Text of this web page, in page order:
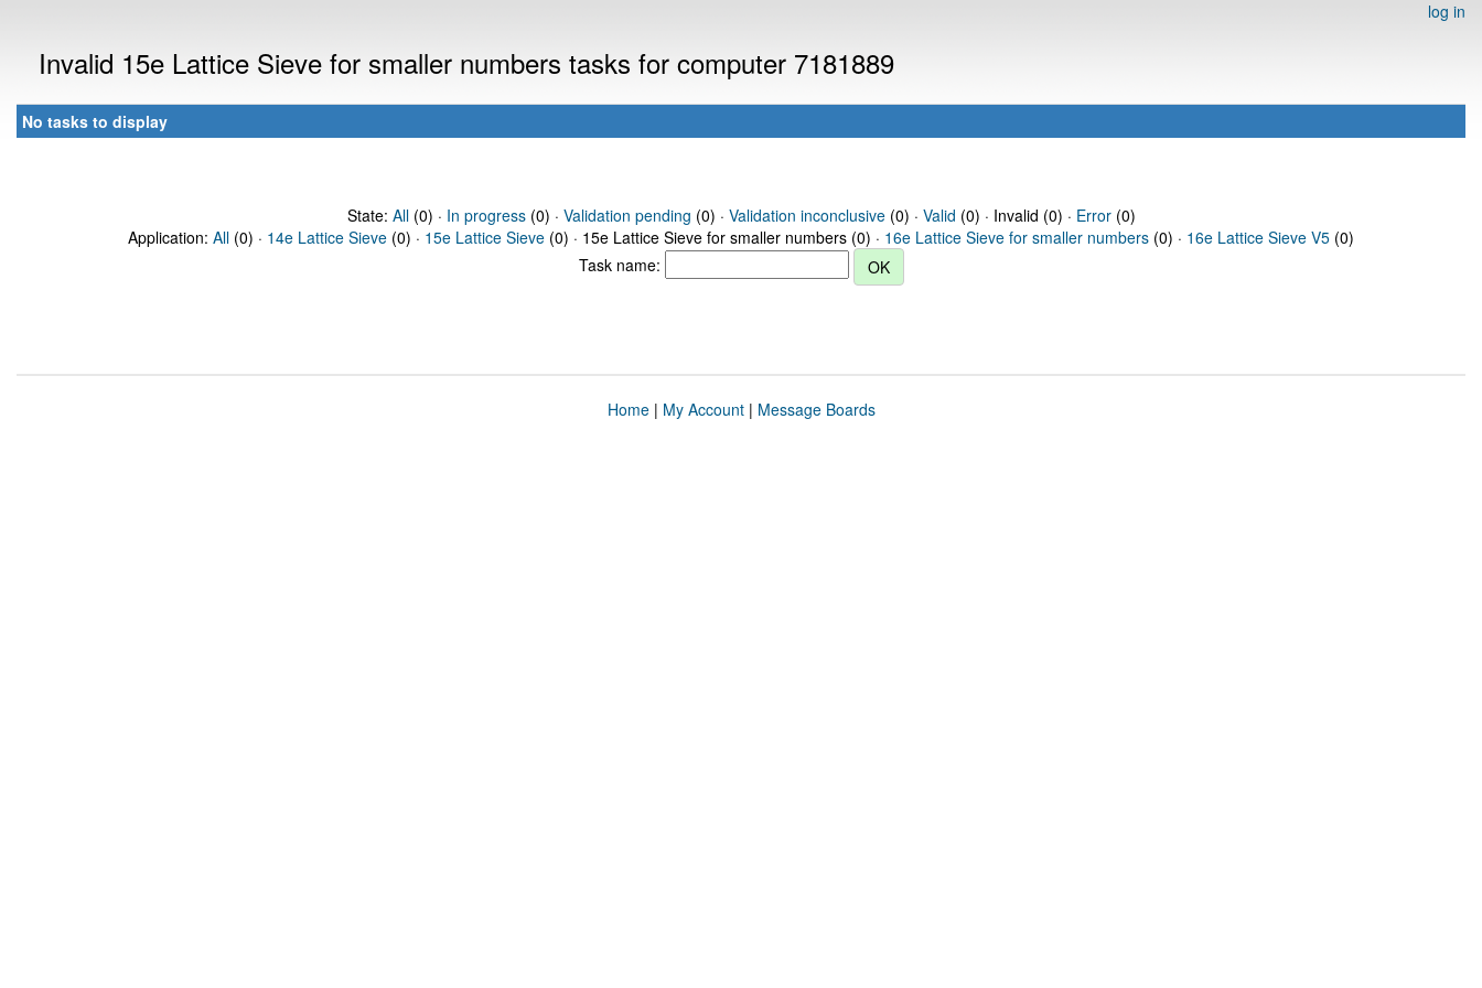
log in
Invalid 15e Lattice Sieve for smaller numbers tasks for computer 7181889
No tasks to display
State: All(0) · In progress(0) · Validation pending (0) · Validation inconclusive(0) · Valid (0) · Invalid (0) · Error(0)
Application: All (0) · 14e Lattice Sieve (0) · 15e Lattice Sieve (0) · 15e Lattice Sieve for smaller numbers (0) · 16e Lattice Sieve for smaller numbers (0) · 16e Lattice Sieve V5 (0)
Task name:
Home| My Account| Message Boards